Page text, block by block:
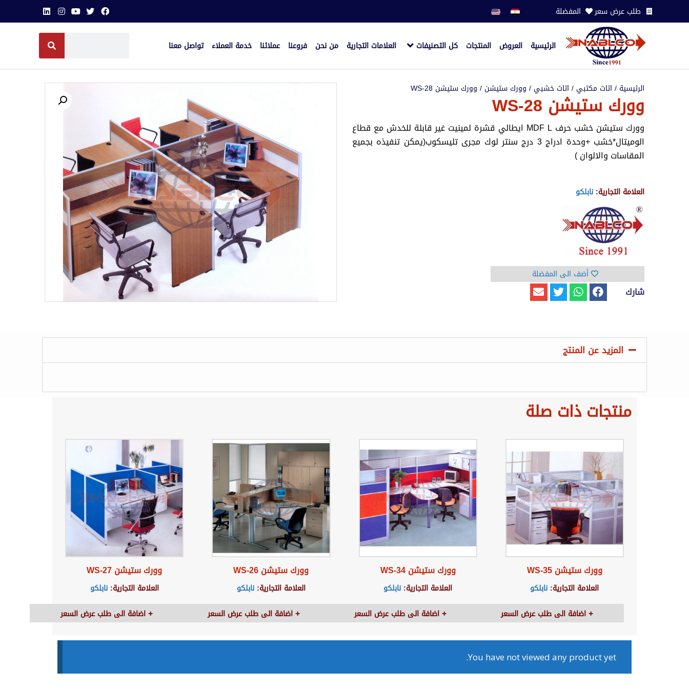
طلب عرض سعر المفضلة
الرئيسية العروض المنتجات كل التصنيفات العلامات التجارية من نحن فروعنا عملائنا خدمة العملاء تواصل معنا
الرئيسية / اثاث مكتبي / اثاث خشبي / وورك ستيشن / وورك ستيشن WS-28
وورك ستيشن WS-28
وورك ستيشن خشب حرف MDF L ايطالي قشرة لمينيت غير قابلة للخدش مع قطاع
الوميتال*خشب +وحدة ادراج 3 درج سنتر لوك مجرى تليسكوب(يمكن تنفيذه بجميع
المقاسات والالوان )
العلامة التجارية: نابلكو
أضف الى المفضلة
شارك
المزيد عن المنتج
منتجات ذات صلة
وورك ستيشن WS-35
العلامة التجارية: نابلكو
اضافة الى طلب عرض السعر
وورك ستيشن WS-34
العلامة التجارية: نابلكو
اضافة الى طلب عرض السعر
وورك ستيشن WS-26
العلامة التجارية:نابلكو
اضافة الى طلب عرض السعر
وورك ستيشن WS-27
العلامة التجارية:نابلكو
اضافة الى طلب عرض السعر
You have not viewed any product yet.